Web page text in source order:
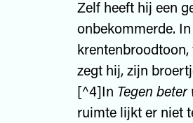
Zelf heeft hij een
onbekommerde.
zegt hij, zijn
[^4]In Tegen
ruimte lijkt er niet